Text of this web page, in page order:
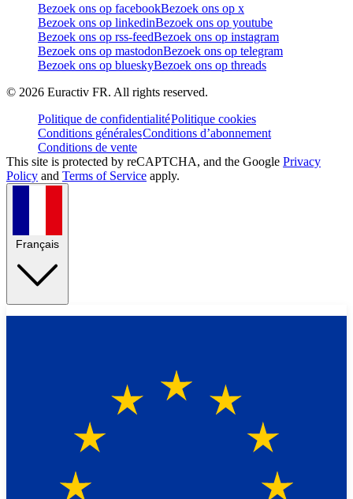
Bezoek ons op facebookBezoek ons op x
Bezoek ons op linkedinBezoek ons op youtube
Bezoek ons op rss-feedBezoek ons op instagram
Bezoek ons op mastodonBezoek ons op telegram
Bezoek ons op blueskyBezoek ons op threads
© 2026 Euractiv FR. All rights reserved.
Politique de confidentialitéPolitique cookies
Conditions généralesConditions d’abonnement
Conditions de vente
This site is protected by reCAPTCHA, and the Google Privacy
Policy and Terms of Service apply.
Français